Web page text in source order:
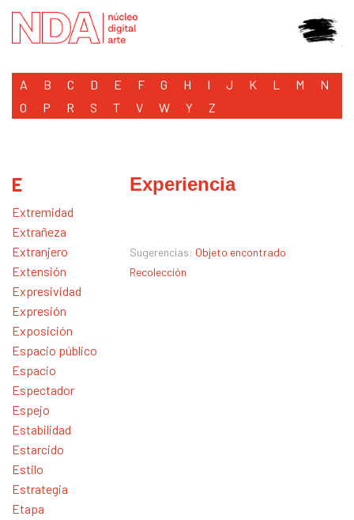
A B C D E F G H I J K L M
N
O
P R S T V W Y Z
E
Extremidad
Extrañeza
Extranjero
Extensión
Expresividad
Expresión
Exposición
Espacio público
Espacio
Espectador
Espejo
Estabilidad
Estarcido
Estilo
Estrategia
Etapa
Experiencia
Sugerencias: Objeto encontrado
Recolección